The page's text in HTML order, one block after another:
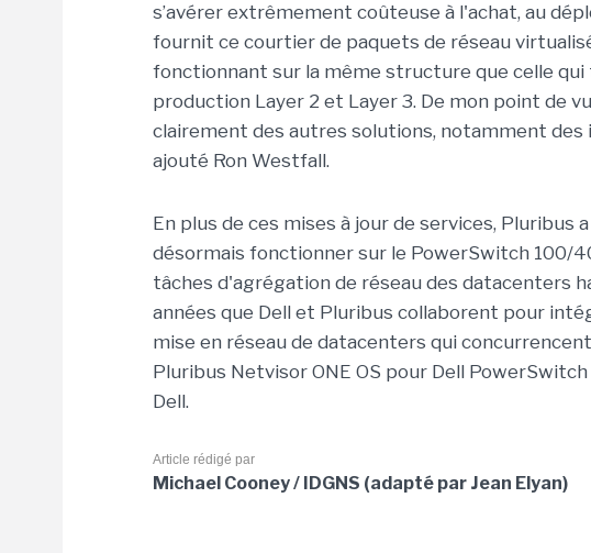
s’avérer extrêmement coûteuse à l'achat, au
fournit ce courtier de paquets de réseau
fonctionnant sur la même structure que celle
production Layer 2 et Layer 3. De mon point de
clairement des autres solutions, notamment des
ajouté Ron Westfall.
En plus de ces mises à jour de services, Pluribus
désormais fonctionner sur le PowerSwitch 100/
tâches d'agrégation de réseau des datacenters
années que Dell et Pluribus collaborent pour
mise en réseau de datacenters qui
Pluribus Netvisor ONE OS pour Dell
Dell.
Article rédigé par
Michael Cooney / IDGNS (adapté par Jean Elyan)